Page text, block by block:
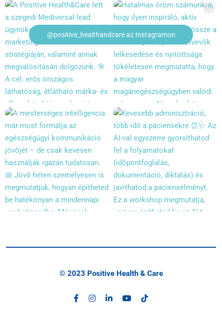
@positive_healthandcare az Instagramon
© 2023 Positive Health & Care